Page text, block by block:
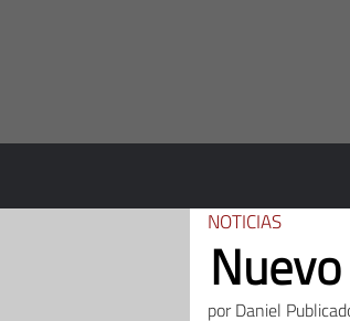
NOTICIAS
porDaniel